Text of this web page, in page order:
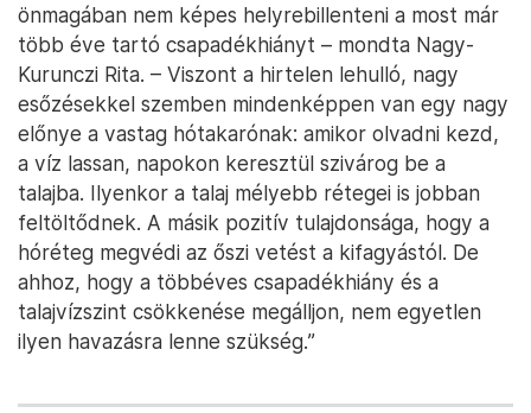
önmagában nem képes helyrebillenteni a most már
több éve tartó csapadékhiányt – mondta Nagy-
Kurunczi Rita. – Viszont a hirtelen lehulló, nagy
esőzésekkel szemben mindenképpen van egy nagy
előnye a vastag hótakarónak: amikor olvadni kezd,
a víz lassan, napokon keresztül szivárog be a
talajba. Ilyenkor a talaj mélyebb rétegei is jobban
feltöltődnek. A másik pozitív tulajdonsága, hogy a
hóréteg megvédi az őszi vetést a kifagyástól. De
ahhoz, hogy a többéves csapadékhiány és a
talajvízszint csökkenése megálljon, nem egyetlen
ilyen havazásra lenne szükség.”